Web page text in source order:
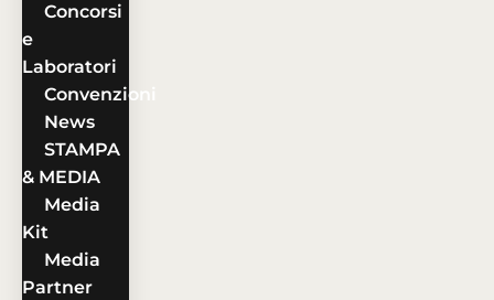
Concorsi
e
Laboratori
Convenzioni
News
STAMPA
& MEDIA
Media
Kit
Media
Partner